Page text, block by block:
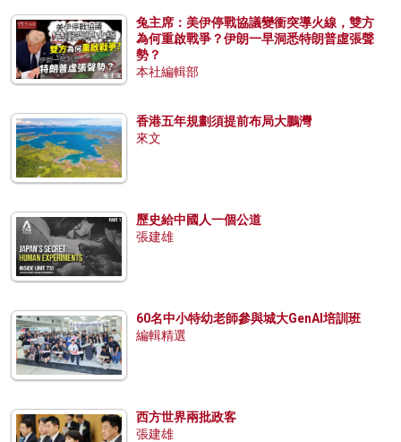
兔主席：美伊停戰協議變衝突導火線，雙方
為何重啟戰爭？伊朗一早洞悉特朗普虛張聲
勢？
本社編輯部
香港五年規劃須提前布局大鵬灣
來文
歷史給中國人一個公道
張建雄
60名中小特幼老師參與城大GenAI培訓班
編輯精選
西方世界兩批政客
張建雄